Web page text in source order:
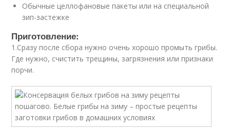
Обычные целлофановые пакеты или на специальной
зип-застежке
Приготовление:
1.Сразу после сбора нужно очень хорошо промыть грибы.
Где нужно, счистить трещины, загрязнения или признаки
порчи.